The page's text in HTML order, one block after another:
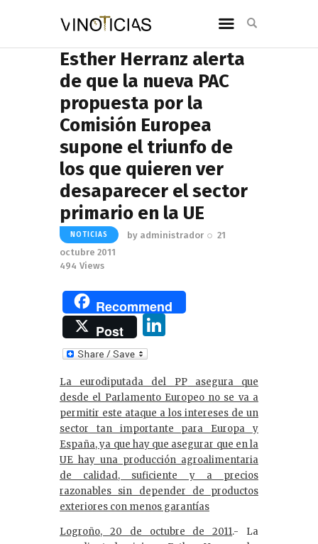
Esther Herranz alerta
de que la nueva PAC
propuesta por la
Comisión Europea
supone el triunfo de
los que quieren ver
desaparecer el sector
primario en la UE
NOTICIAS by administrador
21
octubre 2011
494 Views
Recommend
Post
k
e
dI
n
La eurodiputada del PPasegura que
desde el Parlamento Europeo no se va a
permitir este ataque a los intereses de un
sector tan importante para Europa y
España, ya que hay que asegurar que en la
UE hay una producción agroalimentaria
de calidad, suficiente y a precios
razonables sin depender de productos
exteriores con menos garantías
Logroño, 20 de octubre de 2011.- La